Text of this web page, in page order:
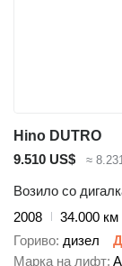
Hino DUTRO
9.510 US$
≈
Возило со
2008
34.000 км
Гориво дизел
Марка на лифт